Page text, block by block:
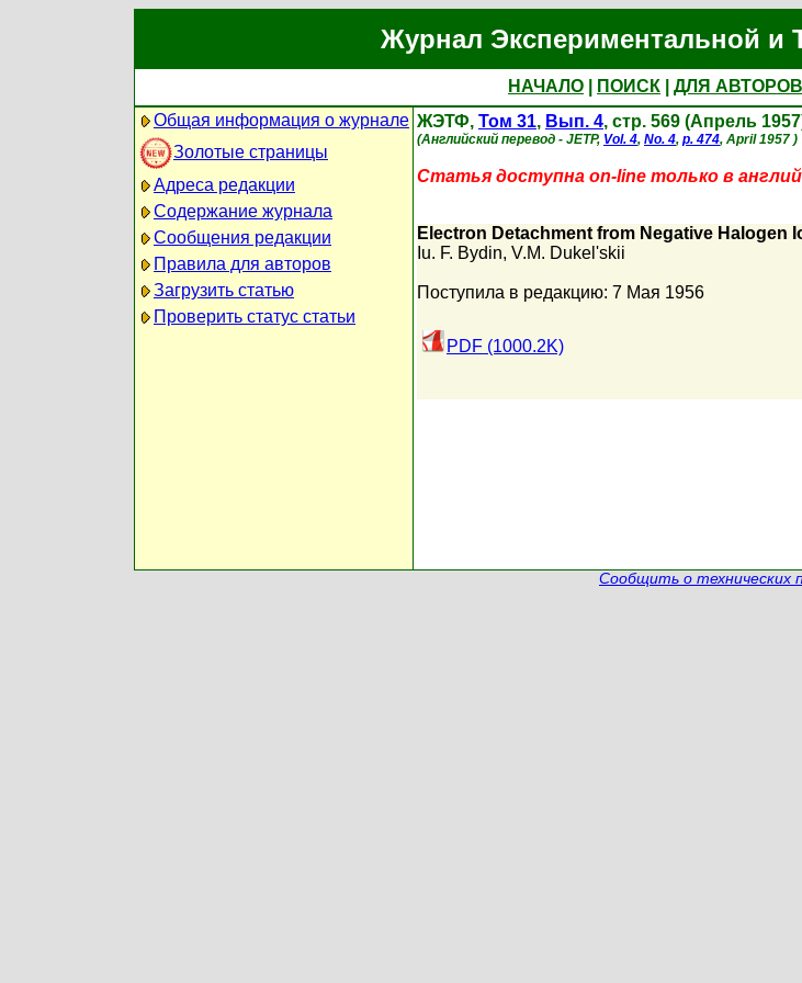
Журнал Экспериментальной и
НАЧАЛО ПОИСК ДЛЯ АВТОРОВ
Общая информация о журнале
Золотые страницы
Адреса редакции
Содержание журнала
Сообщения редакции
Правила для авторов
Загрузить статью
Проверить статус статьи
ЖЭТФ, Том 31, Вып. 4, стр. 569 (Апрель
(Английский перевод - JETP, Vol. 4, No. 4, p. 474, April 1957 )
Статья доступна on-line только в
Electron Detachment from Negative Halogen
Iu. F. Bydin, V.M. Dukel'skii
Поступила в редакцию: 7 Мая 1956
PDF (1000.2K)
Сообщить о технических